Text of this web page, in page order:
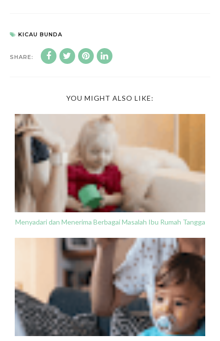
KICAU BUNDA
SHARE:
YOU MIGHT ALSO LIKE:
Menyadari dan Menerima Berbagai Masalah Ibu Rumah Tangga